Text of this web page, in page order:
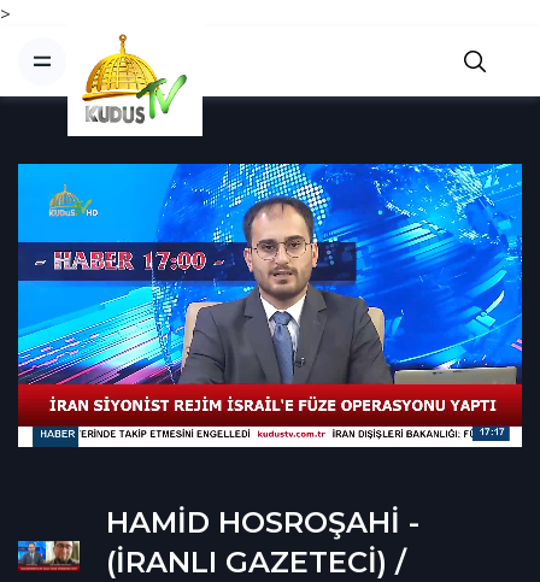
>
HAMİD HOSROŞAHİ -
(İRANLI GAZETECİ) /